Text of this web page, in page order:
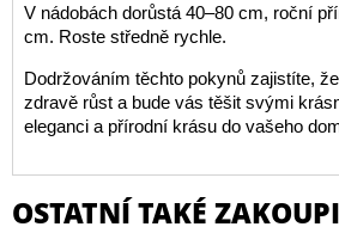
V nádobách dorůstá 40–80 cm, roční
cm. Roste středně rychle.
Dodržováním těchto pokynů zajistíte,
zdravě růst a bude vás těšit svými
eleganci a přírodní krásu do vašeho
OSTATNÍ TAKÉ